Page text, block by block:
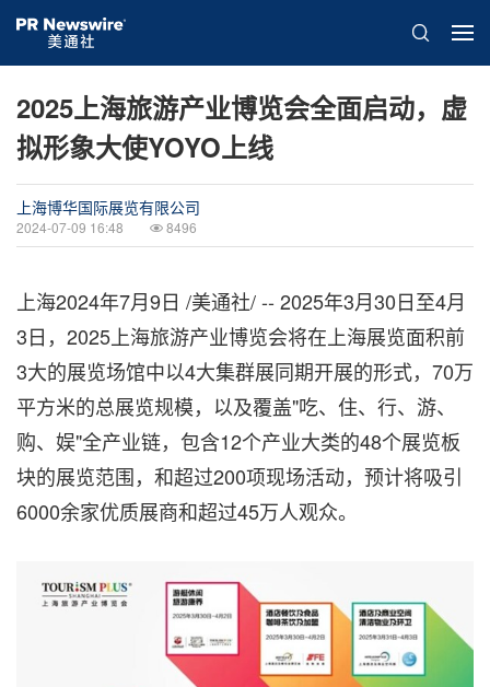
2025上海旅游产业博览会全面启动，虚
拟形象大使YOYO上线
上海博华国际展览有限公司
2024-07-09 16:48 8496
上海2024年7月9日 /美通社/ -- 2025年3月30日至4月
3日，2025上海旅游产业博览会将在上海展览面积前
3大的展览场馆中以4大集群展同期开展的形式，70万
平方米的总展览规模，以及覆盖"吃、住、行、游、
购、娱"全产业链，包含12个产业大类的48个展览板
块的展览范围，和超过200项现场活动，预计将吸引
6000余家优质展商和超过45万人观众。